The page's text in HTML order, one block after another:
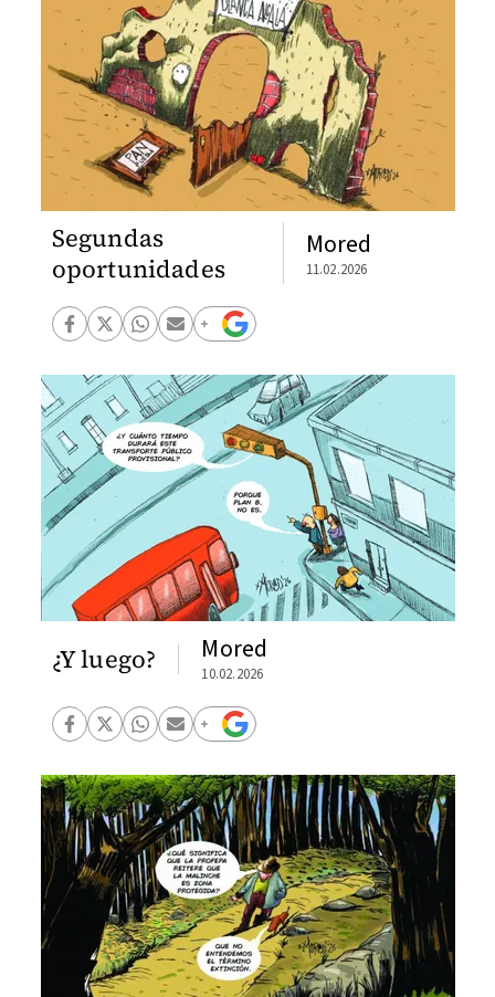
Segundas
oportunidades
Mored
11.02.2026
¿Y luego? Mored
10.02.2026